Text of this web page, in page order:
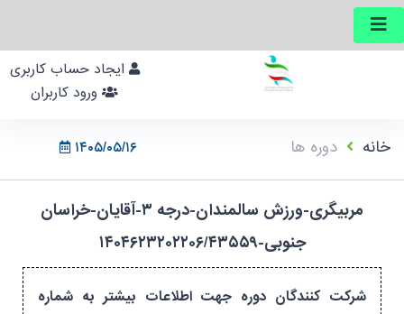
۱۴۰۵/۰۵/۱۶ خانه دوره ها
مربیگری-ورزش سالمندان-درجه ۳-آقایان-خراسان
جنوبی-۱۴۰۴۶۲۳۲۰۲۲۰۶/۴۳۵۵۹
شرکت کنندگان دوره جهت اطلاعات بیشتر به شماره